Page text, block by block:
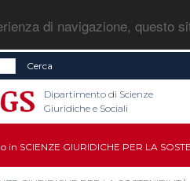
di navigazione, questo
Cerca
Dipartimento di Scienze
Giuridiche e Sociali
in SCIENZE GIURIDICHE PER LA